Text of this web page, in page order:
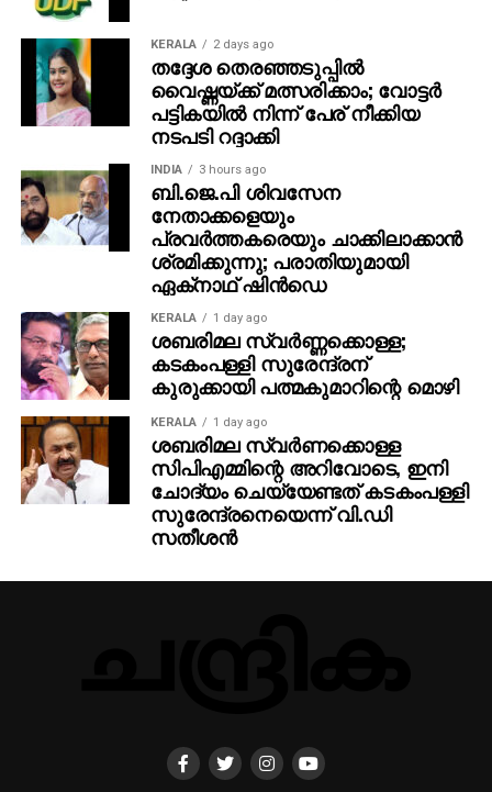
KERALA 2 days ago
തദ്ദേശ തെരഞ്ഞടുപ്പില്‍
വൈഷ്ണയ്ക്ക് മത്സരിക്കാം; വോട്ടര്‍
പട്ടികയില്‍ നിന്ന് പേര് നീക്കിയ
നടപടി റദ്ദാക്കി
INDIA 3 hours ago
ബി.ജെ.പി ശിവസേന
നേതാക്കളെയും
പ്രവര്‍ത്തകരെയും ചാക്കിലാക്കാന്‍
ശ്രമിക്കുന്നു; പരാതിയുമായി
ഏക്‌നാഥ് ഷിന്‍ഡെ
KERALA 1 day ago
ശബരിമല സ്വര്‍ണ്ണക്കൊള്ള;
കടകംപള്ളി സുരേന്ദ്രന്
കുരുക്കായി പത്മകുമാറിന്റെ മൊഴി
KERALA 1 day ago
ശബരിമല സ്വര്‍ണക്കൊള്ള
സിപിഎമ്മിന്റെ അറിവോടെ, ഇനി
ചോദ്യം ചെയ്യേണ്ടത് കടകംപള്ളി
സുരേന്ദ്രനെയെന്ന് വി.ഡി
സതീശന്‍